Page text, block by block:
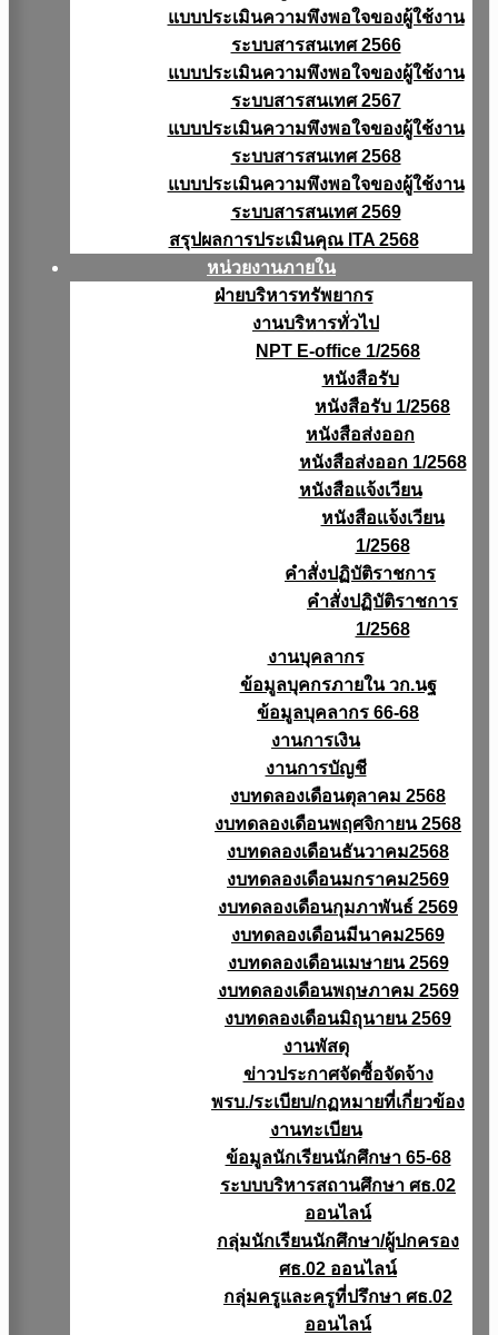
แบบประเมินความพึงพอใจของผู้ใช้งาน
ระบบสารสนเทศ 2566
แบบประเมินความพึงพอใจของผู้ใช้งาน
ระบบสารสนเทศ 2567
แบบประเมินความพึงพอใจของผู้ใช้งาน
ระบบสารสนเทศ 2568
แบบประเมินความพึงพอใจของผู้ใช้งาน
ระบบสารสนเทศ 2569
สรุปผลการประเมินคุณ ITA 2568
หน่วยงานภายใน
ฝ่ายบริหารทรัพยากร
งานบริหารทั่วไป
NPT E-office 1/2568
หนังสือรับ
หนังสือรับ 1/2568
หนังสือส่งออก
หนังสือส่งออก 1/2568
หนังสือแจ้งเวียน
หนังสือเเจ้งเวียน
1/2568
คำสั่งปฏิบัติราชการ
คำสั่งปฏิบัติราชการ
1/2568
งานบุคลากร
ข้อมูลบุคกรภายใน วก.นฐ
ข้อมูลบุคลากร 66-68
งานการเงิน
งานการบัญชี
งบทดลองเดือนตุลาคม 2568
งบทดลองเดือนพฤศจิกายน 2568
งบทดลองเดือนธันวาคม2568
งบทดลองเดือนมกราคม2569
งบทดลองเดือนกุมภาพันธ์ 2569
งบทดลองเดือนมีนาคม2569
งบทดลองเดือนเมษายน 2569
งบทดลองเดือนพฤษภาคม 2569
งบทดลองเดือนมิถุนายน 2569
งานพัสดุ
ข่าวประกาศจัดซื้อจัดจ้าง
พรบ./ระเบียบ/กฏหมายที่เกี่ยวข้อง
งานทะเบียน
ข้อมูลนักเรียนนักศึกษา 65-68
ระบบบริหารสถานศึกษา ศธ.02
ออนไลน์
กลุ่มนักเรียนนักศึกษา/ผู้ปกครอง
ศธ.02 ออนไลน์
กลุ่มครูและครูที่ปรึกษา ศธ.02
ออนไลน์